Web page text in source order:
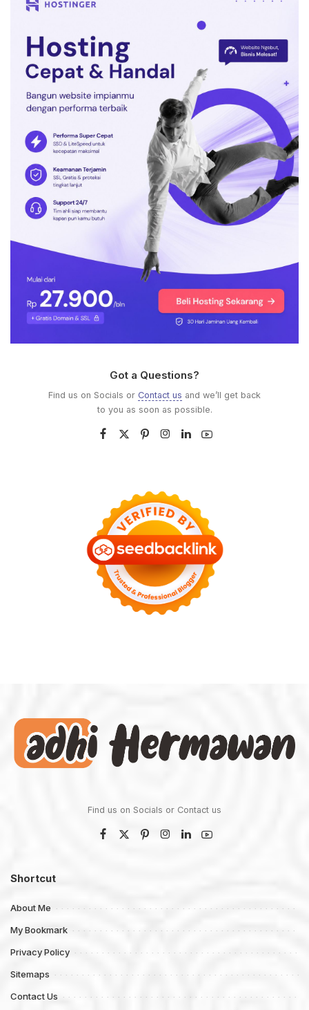
Got a Questions?
Find us on Socials or Contact us and we’ll get back
to you as soon as possible.
Find us on Socials or Contact us
Shortcut
About Me
My Bookmark
Privacy Policy
Sitemaps
Contact Us